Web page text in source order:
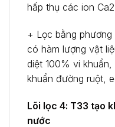
hấp thụ các ion
+ Lọc bằng phương
có hàm lượng vật
diệt 100% vi
khuẩn đường ruột,
Lõi lọc 4: T33 tạo
nước